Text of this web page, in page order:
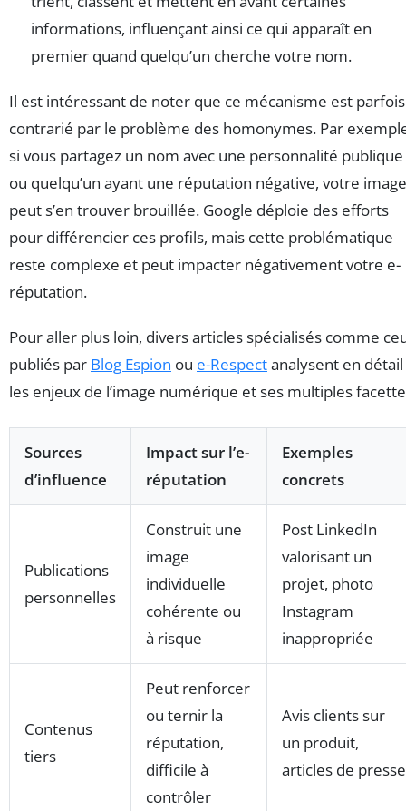
informations, influençant ainsi ce qui apparaît en
premier quand quelqu’un cherche votre nom.
Il est intéressant de noter que ce mécanisme est parfois
contrarié par le problème des homonymes. Par
si vous partagez un nom avec une personnalité publique
ou quelqu’un ayant une réputation négative, votre image
peut s’en trouver brouillée. Google déploie des efforts
pour différencier ces profils, mais cette problématique
reste complexe et peut impacter négativement votre e-
réputation.
Pour aller plus loin, divers articles spécialisés comme
publiés par Blog Espion ou e-Respectanalysent en détail
les enjeux de l’image numérique et ses multiples
Sources
d’influence
Impact sur l’e-
réputation
Exemples
concrets
Publications
personnelles
Construit une
image
individuelle
cohérente ou
à risque
Post LinkedIn
valorisant un
projet, photo
Instagram
inappropriée
Contenus
tiers
Peut renforcer
ou ternir la
réputation,
difficile à
contrôler
Avis clients sur
un produit,
articles de presse